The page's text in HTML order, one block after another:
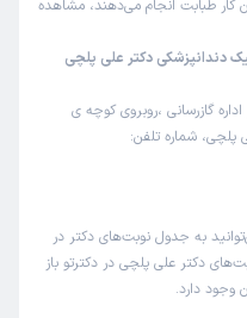
کار طبابت انجام می‌دهند، مشاهده
دندانپزشکی دکتر علی پلچی
300 متر پایین از اداره گازرسانی ،روبروی کوچه ی
علی پلچی، شماره تلفن:
به جدول نوبت‌های دکتر در
دکتر علی پلچی در دکترتو باز
وجود دارد.